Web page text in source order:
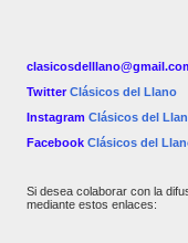
TwitterClásicos del Llano
Instagram Clásicos del
Facebook Clásicos del
Si desea colaborar con la
mediante estos enlaces: